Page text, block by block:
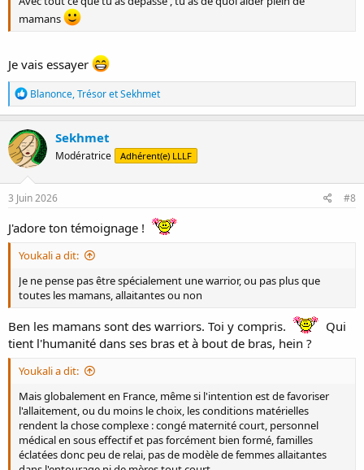
mamans
Je vais essayer
R
é
a
c
t
i
o
n
s
Blanonce,TrésoretSekhmet
Sekhmet
Modératrice Adhérent(e) LLLF
3 Juin 2026 #8
J'adore ton témoignage !
Youkali a dit:
Je ne pense pas être spécialement une warrior, ou pas plus que
toutes les mamans, allaitantes ou non
Ben les mamans sont des warriors. Toi y compris.
Qui
tient l'humanité dans ses bras et à bout de bras, hein ?
Youkali a dit:
Mais globalement en France, même si l'intention est de favoriser
l'allaitement, ou du moins le choix, les conditions matérielles
rendent la chose complexe : congé maternité court, personnel
médical en sous effectif et pas forcément bien formé, familles
éclatées donc peu de relai, pas de modèle de femmes allaitantes